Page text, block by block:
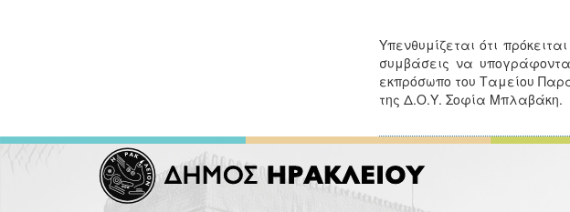
Υπενθυμίζεται ότι
συμβάσεις να
εκπρόσωπο του Ταμείου
της Δ.Ο.Υ. Σοφία Μπλαβάκη.